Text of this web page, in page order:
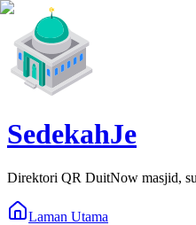
SedekahJe
Direktori QR DuitNow masjid,
Laman Utama